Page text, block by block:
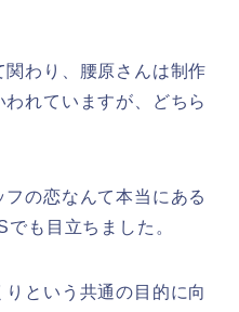
関わり、腰原さんは制作
れていますが、どちら
の恋なんて本当にある
も目立ちました。
という共通の目的に向